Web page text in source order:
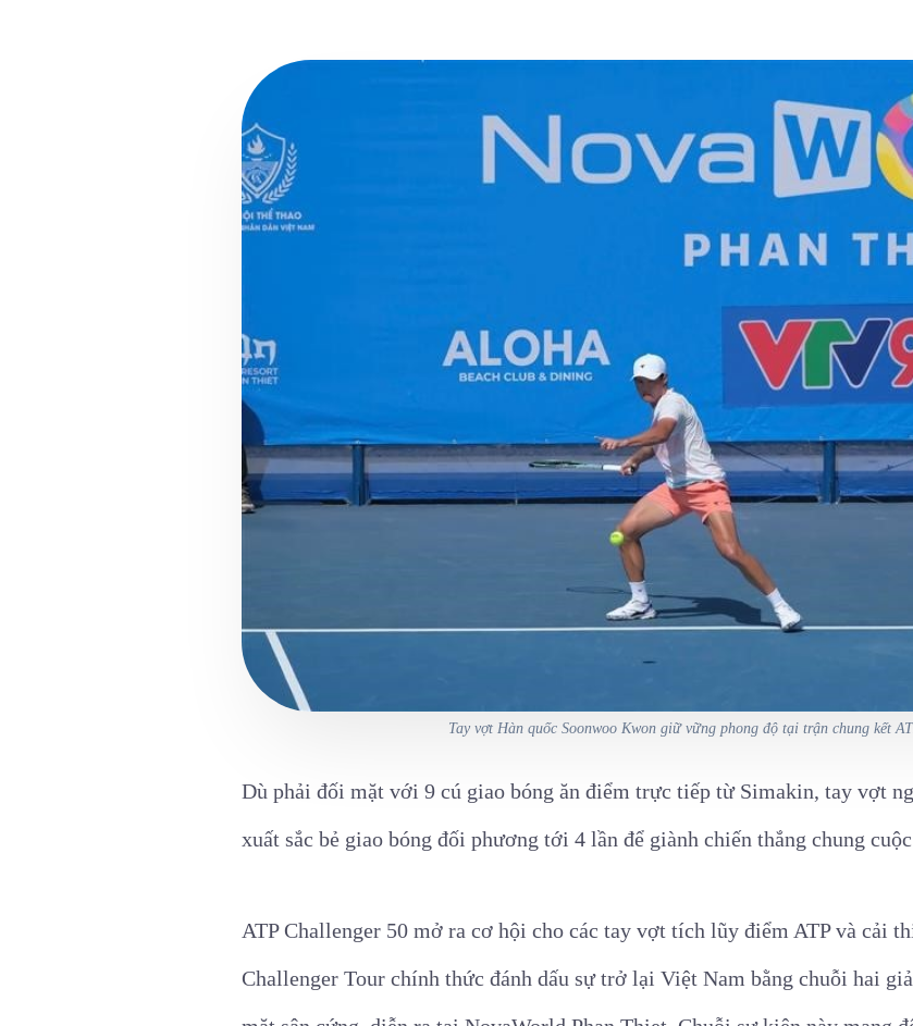
Tay vợt Hàn quốc Soonwoo Kwon giữ vững phong độ tại trận chung kết
Dù phải đối mặt với 9 cú giao bóng ăn điểm trực tiếp từ Simakin, tay vợt
xuất sắc bẻ giao bóng đối phương tới 4 lần để giành chiến thắng chung
ATP Challenger 50 mở ra cơ hội cho các tay vợt tích lũy điểm ATP và cải
Challenger Tour chính thức đánh dấu sự trở lại Việt Nam bằng chuỗi hai